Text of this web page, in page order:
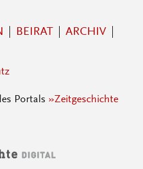
BEIRAT
ARCHIV
Portals »Zeitgeschichte